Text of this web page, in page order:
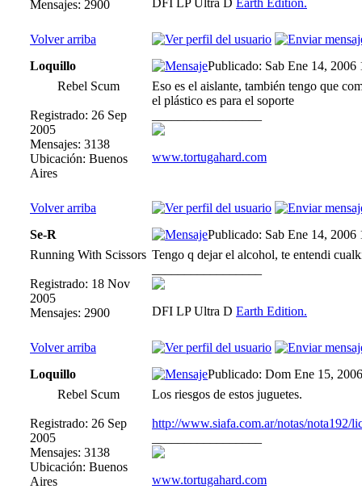
Mensajes: 2900 DFI LP Ultra D Earth Edition.
Volver arriba
Loquillo
Publicado: Sab Ene 14, 2006
Rebel Scum
Registrado: 26 Sep
2005
Mensajes: 3138
Ubicación: Buenos
Aires
Eso es el aislante, también tengo que
el plástico es para el soporte
www.tortugahard.com
Volver arriba
Se-R
Publicado: Sab Ene 14, 2006
Running With Scissors
Registrado: 18 Nov
2005
Mensajes: 2900
Tengo q dejar el alcohol, te entendi
DFI LP Ultra D Earth Edition.
Volver arriba
Loquillo
Publicado: Dom Ene 15,
Rebel Scum
Registrado: 26 Sep
2005
Mensajes: 3138
Ubicación: Buenos
Aires
Los riesgos de estos juguetes.
http://www.siafa.com.ar/notas/nota192/
www.tortugahard.com